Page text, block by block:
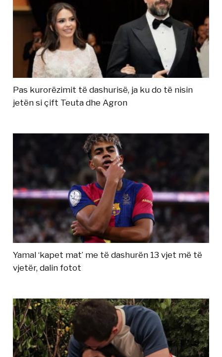
Pas kurorëzimit të dashurisë, ja ku do të nisin
jetën si çift Teuta dhe Agron
Yamal ‘kapet mat’ me të dashurën 13 vjet më të
vjetër, dalin fotot